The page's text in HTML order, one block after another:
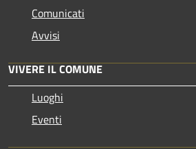
Comunicati
Avvisi
VIVERE IL COMUNE
Luoghi
Eventi